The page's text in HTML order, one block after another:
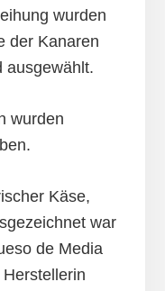
wurden
der Kanaren
ausgewählt.
wurden
Käse,
war
de Media
Herstellerin